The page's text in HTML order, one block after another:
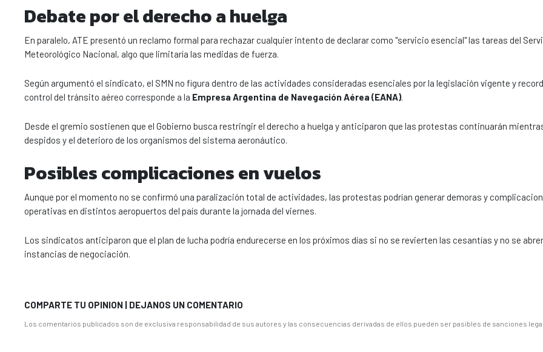
Debate por el derecho a huelga
En paralelo, ATE presentó un reclamo formal para rechazar cualquier intento de declarar como "servicio esencial" las tareas del
Meteorológico Nacional, algo que limitaría las medidas de fuerza.
Según argumentó el sindicato, el SMN no figura dentro de las actividades consideradas esenciales por la legislación vigente y
control del tránsito aéreo corresponde a la Empresa Argentina de Navegación Aérea (EANA).
Desde el gremio sostienen que el Gobierno busca restringir el derecho a huelga y anticiparon que las protestas continuarán
despidos y el deterioro de los organismos del sistema aeronáutico.
Posibles complicaciones en vuelos
Aunque por el momento no se confirmó una paralización total de actividades, las protestas podrían generar demoras y
operativas en distintos aeropuertos del país durante la jornada del viernes.
Los sindicatos anticiparon que el plan de lucha podría endurecerse en los próximos días si no se revierten las cesantías y no se
instancias de negociación.
COMPARTE TU OPINION | DEJANOS UN COMENTARIO
Los comentarios publicados son de exclusiva responsabilidad de sus autores y las consecuencias derivadas de ellos pueden ser pasibles de sanciones